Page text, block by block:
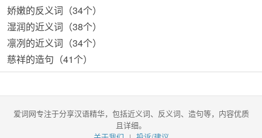
娇嫩的反义词（34个）
湿润的近义词（38个）
凛冽的近义词（34个）
慈祥的造句（41个）
爱词网专注于分享汉语精华，包括近义词、反义词、造句等，内容优质
且详细。